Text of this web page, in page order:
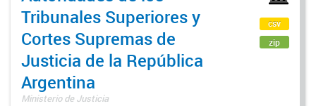
Tribunales Superiores y
Cortes Supremas de
Justicia de la República
Argentina
Ministerio de Justicia
csv
zip